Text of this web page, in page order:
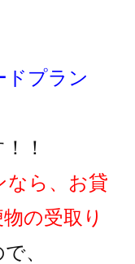
ドプラン
！
なら、お貸
の受取り
、